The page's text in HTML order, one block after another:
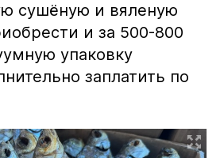
сушёную и вяленую
и за 500-800
упаковку
заплатить по